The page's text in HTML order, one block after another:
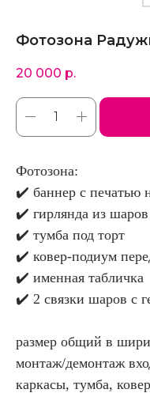
Фотозона
20 000 р.
Фотозона:
✔️ баннер с печатью
✔️ гирлянда из шаров
✔️ тумба под торт
✔️ ковер-подиум
✔️ именная табличка
✔️ 2 связки шаров с
размер общий в
монтаж/демонтаж
каркасы, тумба,